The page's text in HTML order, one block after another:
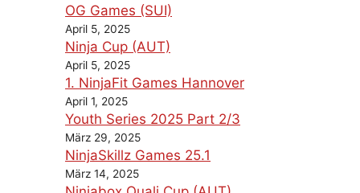
OG Games (SUI)
April 5, 2025
Ninja Cup (AUT)
April 5, 2025
1. NinjaFit Games Hannover
April 1, 2025
Youth Series 2025 Part 2/3
März 29, 2025
NinjaSkillz Games 25.1
März 14, 2025